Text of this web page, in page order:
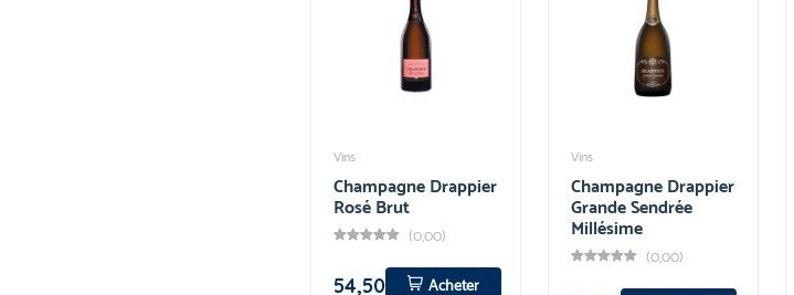
Vins
Champagne Drappier
Rosé Brut
(0,00)
54,50
Acheter
Vins
Champagne Drappier
Grande Sendrée
Millésime
(0,00)